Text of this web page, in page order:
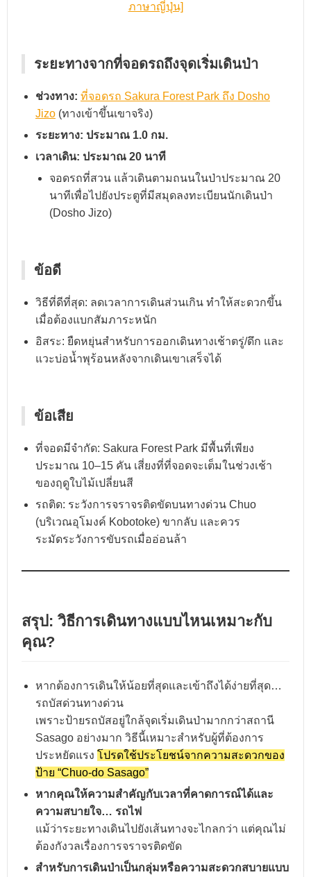
ภาษาญี่ปุ่น]
ระยะทางจากที่จอดรถถึงจุดเริ่มเดินป่า
ช่วงทาง: ที่จอดรถ Sakura Forest Park ถึง Dosho
Jizo (ทางเข้าขึ้นเขาจริง)
ระยะทาง: ประมาณ 1.0 กม.
เวลาเดิน: ประมาณ 20 นาที
จอดรถที่สวน แล้วเดินตามถนนในป่าประมาณ 20
นาทีเพื่อไปยังประตูที่มีสมุดลงทะเบียนนักเดินป่า
(Dosho Jizo)
ข้อดี
วิธีที่ดีที่สุด: ลดเวลาการเดินส่วนเกิน ทำให้สะดวกขึ้น
เมื่อต้องแบกสัมภาระหนัก
อิสระ: ยืดหยุ่นสำหรับการออกเดินทางเช้าตรู่/ดึก และ
แวะบ่อน้ำพุร้อนหลังจากเดินเขาเสร็จได้
ข้อเสีย
ที่จอดมีจำกัด: Sakura Forest Park มีพื้นที่เพียง
ประมาณ 10–15 คัน เสี่ยงที่ที่จอดจะเต็มในช่วงเช้า
ของฤดูใบไม้เปลี่ยนสี
รถติด: ระวังการจราจรติดขัดบนทางด่วน Chuo
(บริเวณอุโมงค์ Kobotoke) ขากลับ และควร
ระมัดระวังการขับรถเมื่ออ่อนล้า
สรุป: วิธีการเดินทางแบบไหนเหมาะกับ
คุณ?
หากต้องการเดินให้น้อยที่สุดและเข้าถึงได้ง่ายที่สุด…
รถบัสด่วนทางด่วน
เพราะป้ายรถบัสอยู่ใกล้จุดเริ่มเดินป่ามากกว่าสถานี
Sasago อย่างมาก วิธีนี้เหมาะสำหรับผู้ที่ต้องการ
ประหยัดแรง โปรดใช้ประโยชน์จากความสะดวกของ
ป้าย “Chuo-do Sasago”
หากคุณให้ความสำคัญกับเวลาที่คาดการณ์ได้และ
ความสบายใจ… รถไฟ
แม้ว่าระยะทางเดินไปยังเส้นทางจะไกลกว่า แต่คุณไม่
ต้องกังวลเรื่องการจราจรติดขัด
สำหรับการเดินป่าเป็นกลุ่มหรือความสะดวกสบายแบบ